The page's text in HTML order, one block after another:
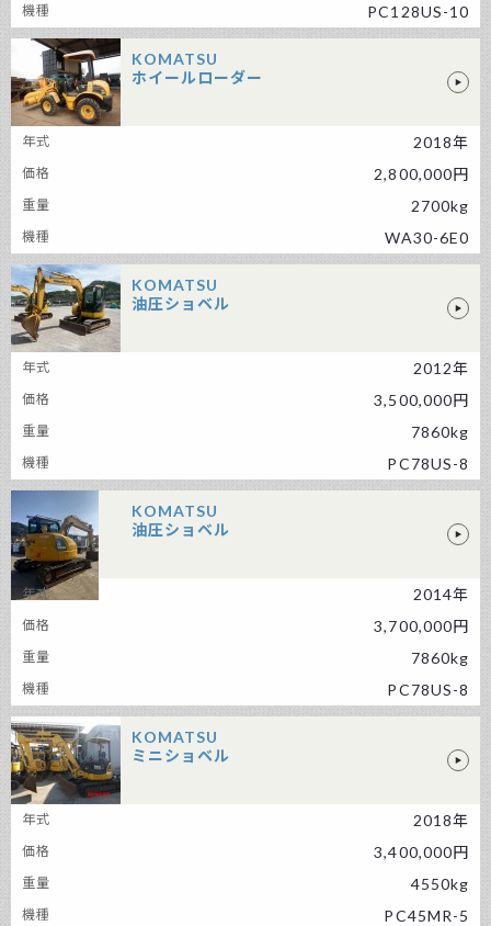
PC128US-10
KOMATSU
ホイールローダー
2018年
2,800,000円
2700kg
WA30-6E0
KOMATSU
油圧ショベル
2012年
3,500,000円
7860kg
PC78US-8
KOMATSU
油圧ショベル
2014年
3,700,000円
7860kg
PC78US-8
KOMATSU
ミニショベル
2018年
3,400,000円
4550kg
PC45MR-5